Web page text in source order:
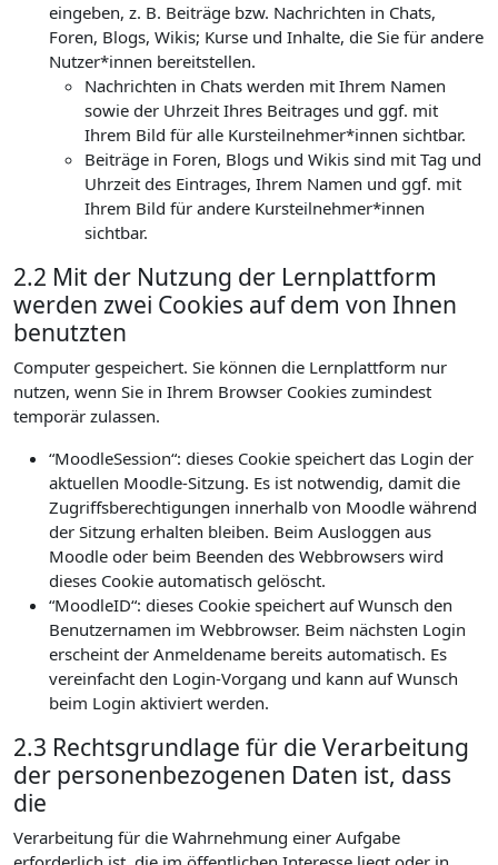
eingeben, z. B. Beiträge bzw. Nachrichten in Chats,
Foren, Blogs, Wikis; Kurse und Inhalte, die Sie für andere
Nutzer*innen bereitstellen.
Nachrichten in Chats werden mit Ihrem Namen
sowie der Uhrzeit Ihres Beitrages und ggf. mit
Ihrem Bild für alle Kursteilnehmer*innen sichtbar.
Beiträge in Foren, Blogs und Wikis sind mit Tag und
Uhrzeit des Eintrages, Ihrem Namen und ggf. mit
Ihrem Bild für andere Kursteilnehmer*innen
sichtbar.
2.2 Mit der Nutzung der Lernplattform
werden zwei Cookies auf dem von Ihnen
benutzten
Computer gespeichert. Sie können die Lernplattform nur
nutzen, wenn Sie in Ihrem Browser Cookies zumindest
temporär zulassen.
“MoodleSession“: dieses Cookie speichert das Login der
aktuellen Moodle-Sitzung. Es ist notwendig, damit die
Zugriffsberechtigungen innerhalb von Moodle während
der Sitzung erhalten bleiben. Beim Ausloggen aus
Moodle oder beim Beenden des Webbrowsers wird
dieses Cookie automatisch gelöscht.
“MoodleID“: dieses Cookie speichert auf Wunsch den
Benutzernamen im Webbrowser. Beim nächsten Login
erscheint der Anmeldename bereits automatisch. Es
vereinfacht den Login-Vorgang und kann auf Wunsch
beim Login aktiviert werden.
2.3 Rechtsgrundlage für die Verarbeitung
der personenbezogenen Daten ist, dass
die
Verarbeitung für die Wahrnehmung einer Aufgabe